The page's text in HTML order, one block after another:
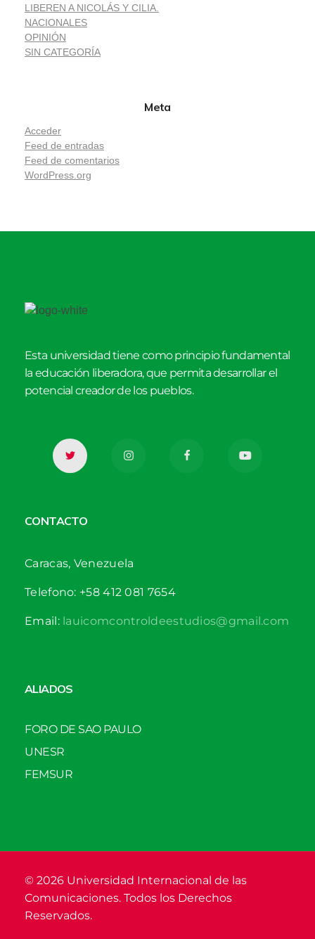
LIBEREN A NICOLÁS Y CILIA.
NACIONALES
OPINIÓN
SIN CATEGORÍA
Meta
Acceder
Feed de entradas
Feed de comentarios
WordPress.org
Esta universidad tiene como principio fundamental
la educación liberadora, que permita desarrollar el
potencial creador de los pueblos.
CONTACTO
Caracas, Venezuela
Telefono: +58 412 081 7654
Email:lauicomcontroldeestudios@gmail.com
ALIADOS
FORO DE SAO PAULO
UNESR
FEMSUR
© 2026 Universidad Internacional de las
Comunicaciones. Todos los Derechos
Reservados.